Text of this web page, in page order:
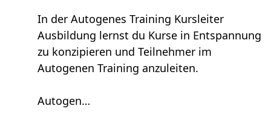
In der Autogenes Training Kursleiter
Ausbildung lernst du Kurse in Entspannung
zu konzipieren und Teilnehmer im
Autogenen Training anzuleiten.
Autogen…